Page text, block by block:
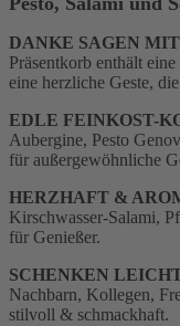
DANKE SAGEN
Präsentkorb enthält
eine herzliche Geste,
EDLE FEINKOST-
Aubergine, Pesto
für außergewöhnliche
HERZHAFT &
Kirschwasser-Salami,
für Genießer.
SCHENKEN
Nachbarn, Kollegen,
stilvoll & schmackhaft.